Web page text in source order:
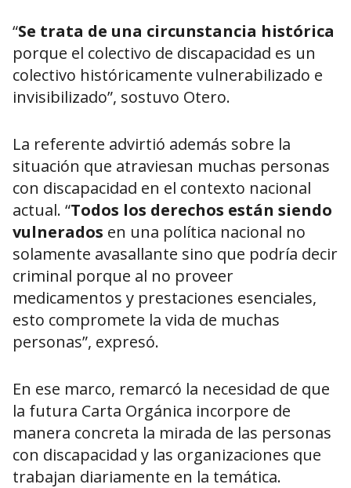
“Se trata de una circunstancia histórica
porque el colectivo de discapacidad es un
colectivo históricamente vulnerabilizado e
invisibilizado”, sostuvo Otero.
La referente advirtió además sobre la
situación que atraviesan muchas personas
con discapacidad en el contexto nacional
actual. “Todos los derechos están siendo
vulnerados en una política nacional no
solamente avasallante sino que podría decir
criminal porque al no proveer
medicamentos y prestaciones esenciales,
esto compromete la vida de muchas
personas”, expresó.
En ese marco, remarcó la necesidad de que
la futura Carta Orgánica incorpore de
manera concreta la mirada de las personas
con discapacidad y las organizaciones que
trabajan diariamente en la temática.